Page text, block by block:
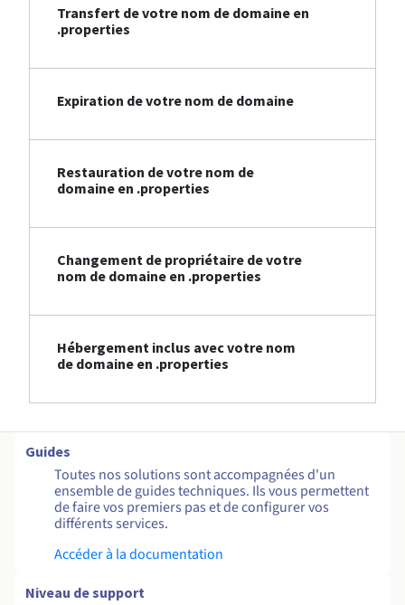
Transfert de votre nom de domaine en
.properties
Expiration de votre nom de domaine
Restauration de votre nom de
domaine en .properties
Changement de propriétaire de votre
nom de domaine en .properties
Hébergement inclus avec votre nom
de domaine en .properties
Guides
Toutes nos solutions sont accompagnées d'un
ensemble de guides techniques. Ils vous permettent
de faire vos premiers pas et de configurer vos
différents services.
Accéder à la documentation
Niveau de support